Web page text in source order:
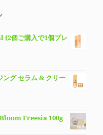
(2個ご購入で1個プレ
ング セラム & クリー
Freesia 100g